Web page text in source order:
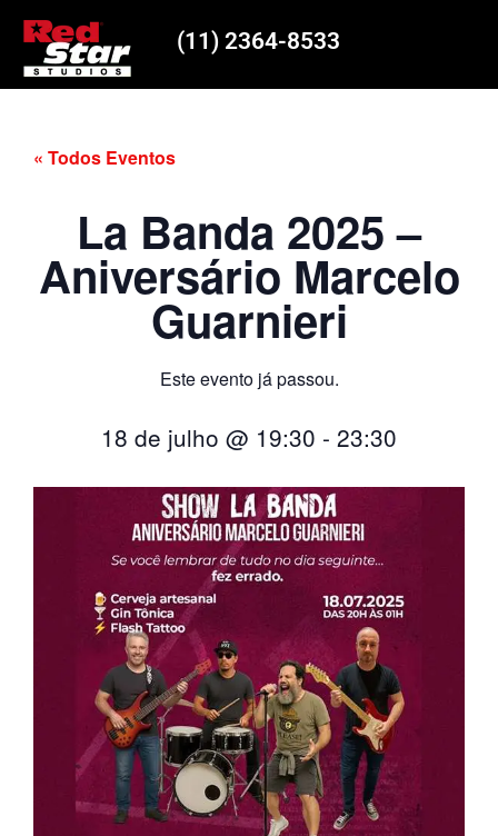
(11) 2364-8533
« Todos Eventos
La Banda 2025 –
Aniversário Marcelo
Guarnieri
Este evento já passou.
18 de julho @ 19:30 - 23:30